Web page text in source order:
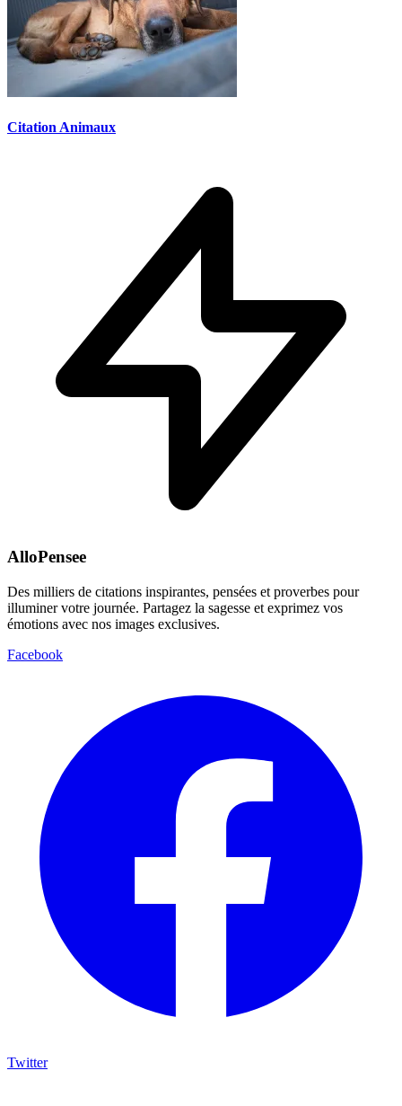
Citation Animaux
AlloPensee
Des milliers de citations inspirantes, pensées et proverbes pour
illuminer votre journée. Partagez la sagesse et exprimez vos
émotions avec nos images exclusives.
Facebook
Twitter